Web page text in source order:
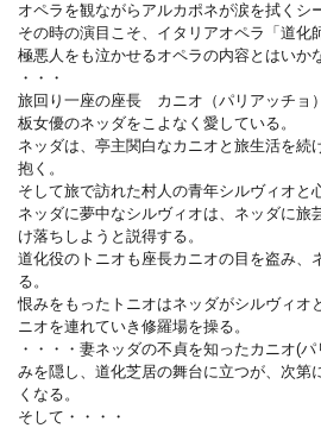
オペラを観ながらアルカポネが涙を拭くシ
その時の演目こそ、イタリアオペラ「道化
極悪人をも泣かせるオペラの内容とはいか
・・・
旅回り一座の座長 カニオ（パリアッチョ
板女優のネッダをこよなく愛している。
ネッダは、亭主関白なカニオと旅生活を続
抱く。
そして旅で訪れた村人の青年シルヴィオと
ネッダに夢中なシルヴィオは、ネッダに旅
け落ちしようと説得する。
道化役のトニオも座長カニオの目を盗み、
る。
恨みをもったトニオはネッダがシルヴィオ
ニオを連れていき修羅場を操る。
・・・・妻ネッダの不貞を知ったカニオ(
みを隠し、道化芝居の舞台に立つが、次第
くなる。
そして・・・・